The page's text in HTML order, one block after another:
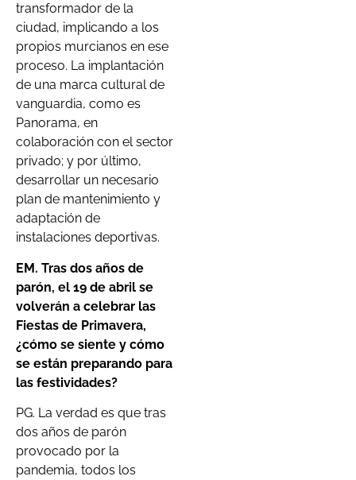
transformador de la
ciudad, implicando a los
propios murcianos en ese
proceso. La implantación
de una marca cultural de
vanguardia, como es
Panorama, en
colaboración con el sector
privado; y por último,
desarrollar un necesario
plan de mantenimiento y
adaptación de
instalaciones deportivas.
EM. Tras dos años de
parón, el 19 de abril se
volverán a celebrar las
Fiestas de Primavera,
¿cómo se siente y cómo
se están preparando para
las festividades?
PG. La verdad es que tras
dos años de parón
provocado por la
pandemia, todos los